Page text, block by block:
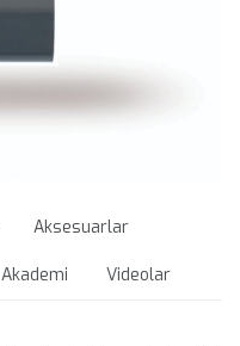
Aksesuarlar
Akademi Videolar